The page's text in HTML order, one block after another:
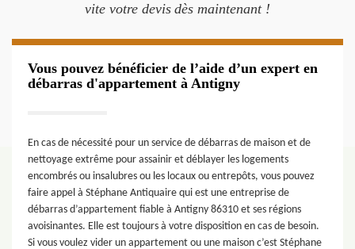
vite votre devis dès maintenant !
Vous pouvez bénéficier de l’aide d’un expert en
débarras d'appartement à Antigny
En cas de nécessité pour un service de débarras de maison et de
nettoyage extrême pour assainir et déblayer les logements
encombrés ou insalubres ou les locaux ou entrepôts, vous pouvez
faire appel à Stéphane Antiquaire qui est une entreprise de
débarras d’appartement fiable à Antigny 86310 et ses régions
avoisinantes. Elle est toujours à votre disposition en cas de besoin.
Si vous voulez vider un appartement ou une maison c’est Stéphane